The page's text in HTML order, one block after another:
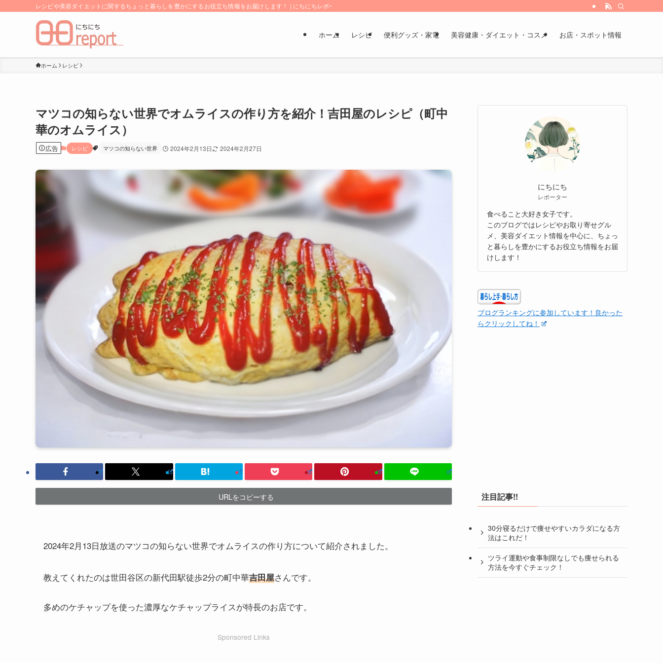
レシピや美容ダイエットに関するちょっと暮らしを豊かにするお役立ち情報をお届けします！ | にちにちレポート
ホーム レシピ 便利グッズ・家電 美容健康・ダイエット・コスメ お店・スポット情報
ホーム レシピ
マツコの知らない世界でオムライスの作り方を紹介！吉田屋のレシピ（町中
華のオムライス）
広告 レシピ マツコの知らない世界 2024年2月13日 2024年2月27日
URLをコピーする
2024年2月13日放送のマツコの知らない世界でオムライスの作り方について紹介されました。
教えてくれたのは世田谷区の新代田駅徒歩2分の町中華吉田屋さんです。
多めのケチャップを使った濃厚なケチャップライスが特長のお店です。
Sponsored Links
にちにち
レポーター
食べること大好き女子です。
このブログではレシピやお取り寄せグル
メ、美容ダイエット情報を中心に、ちょっ
と暮らしを豊かにするお役立ち情報をお届
けします！
ブログランキングに参加しています！良かった
らクリックしてね！
注目記事!!
30分寝るだけで痩せやすいカラダになる方
法はこれだ！
ツライ運動や食事制限なしでも痩せられる
方法を今すぐチェック！